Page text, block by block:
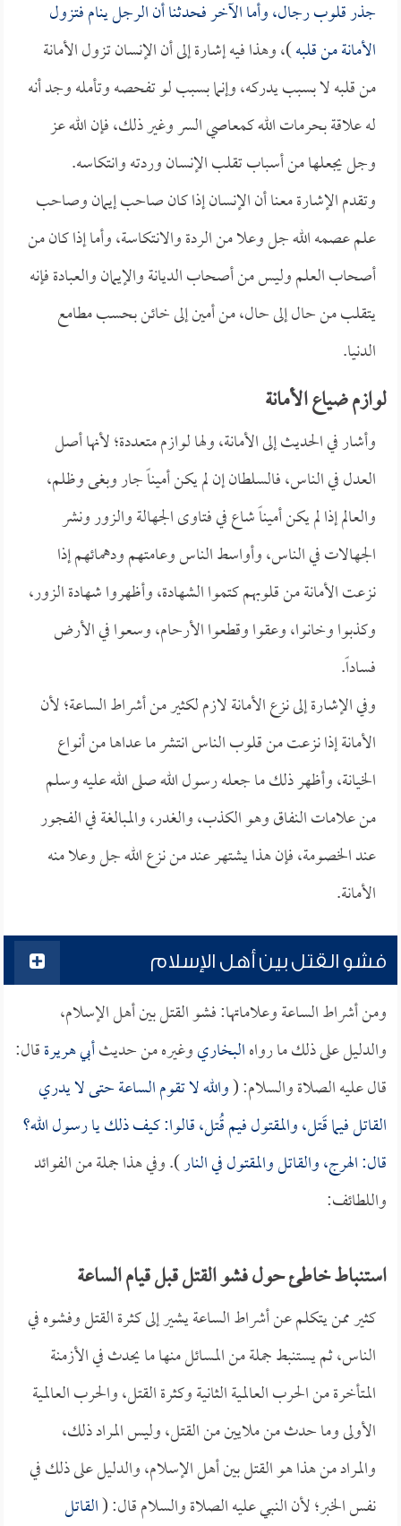
جذر قلوب رجال، وأما الآخر فحدثنا أن الرجل ينام فتزول
الأمانة من قلبه)، وهذا فيه إشارة إلى أن الإنسان تزول الأمانة
من قلبه لا بسبب يدركه، وإنما بسبب لو تفحصه وتأمله وجد أنه
له علاقة بحرمات الله كمعاصي السر وغير ذلك، فإن الله عز
وجل يجعلها من أسباب تقلب الإنسان وردته وانتكاسه.
وتقدم الإشارة معنا أن الإنسان إذا كان صاحب إيمان وصاحب
علم عصمه الله جل وعلا من الردة والانتكاسة، وأما إذا كان من
أصحاب العلم وليس من أصحاب الديانة والإيمان والعبادة فإنه
يتقلب من حال إلى حال، من أمين إلى خائن بحسب مطامع
الدنيا.
لوازم ضياع الأمانة
وأشار في الحديث إلى الأمانة، ولها لوازم متعددة؛ لأنها أصل
العدل في الناس، فالسلطان إن لم يكن أميناً جار وبغى وظلم،
والعالم إذا لم يكن أميناً شاع في فتاوى الجهالة والزور ونشر
الجهالات في الناس، وأواسط الناس وعامتهم ودهمائهم إذا
نزعت الأمانة من قلوبهم كتموا الشهادة، وأظهروا شهادة الزور،
وكذبوا وخانوا، وعقوا وقطعوا الأرحام، وسعوا في الأرض
فساداً.
وفي الإشارة إلى نزع الأمانة لازم لكثير من أشراط الساعة؛ لأن
الأمانة إذا نزعت من قلوب الناس انتشر ما عداها من أنواع
الخيانة، وأظهر ذلك ما جعله رسول الله صلى الله عليه وسلم
من علامات النفاق وهو الكذب، والغدر، والمبالغة في الفجور
عند الخصومة، فإن هذا يشتهر عند من نزع الله جل وعلا منه
الأمانة.
فشو القتل بين أهل الإسلام
ومن أشراط الساعة وعلاماتها: فشو القتل بين أهل الإسلام،
والدليل على ذلك ما رواهالبخاريوغيره من حديثأبي هريرةقال:
قال عليه الصلاة والسلام: (والله لا تقوم الساعة حتى لا يدري
القاتل فيما قَتل، والمقتول فيم قُتل، قالوا: كيف ذلك يا رسول الله؟
قال: الهرج، والقاتل والمقتول في النار). وفي هذا جملة من الفوائد
واللطائف:
استنباط خاطئ حول فشو القتل قبل قيام الساعة
كثير ممن يتكلم عن أشراط الساعة يشير إلى كثرة القتل وفشوه في
الناس، ثم يستنبط جملة من المسائل منها ما يحدث في الأزمنة
المتأخرة من الحرب العالمية الثانية وكثرة القتل، والحرب العالمية
الأولى وما حدث من ملايين من القتل، وليس المراد ذلك،
والمراد من هذا هو القتل بين أهل الإسلام، والدليل على ذلك في
نفس الخبر؛ لأن النبي عليه الصلاة والسلام قال: (القاتل